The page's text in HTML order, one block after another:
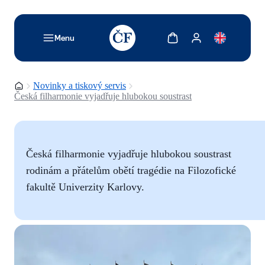
Menu
TODO: Add description for reader
Zobrazit košíkZobrazit můj účet
Domovská stránka
Novinky a tiskový servis
Česká filharmonie vyjadřuje hlubokou soustrast
Česká filharmonie vyjadřuje hlubokou soustrast
rodinám a přátelům obětí tragédie na Filozofické
fakultě Univerzity Karlovy.